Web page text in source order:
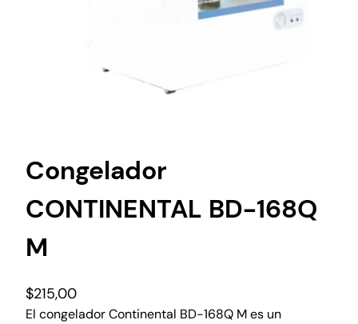
Congelador
CONTINENTAL BD-168Q
M
$215,00
El congelador Continental BD-168Q M es un